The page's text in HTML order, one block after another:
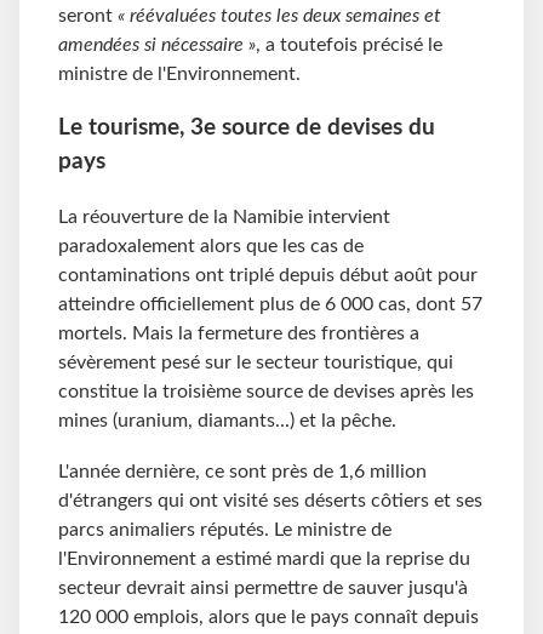
seront « réévaluées toutes les deux semaines et
amendées si nécessaire », a toutefois précisé le
ministre de l'Environnement.
Le tourisme, 3e source de devises du
pays
La réouverture de la Namibie intervient
paradoxalement alors que les cas de
contaminations ont triplé depuis début août pour
atteindre officiellement plus de 6 000 cas, dont 57
mortels. Mais la fermeture des frontières a
sévèrement pesé sur le secteur touristique, qui
constitue la troisième source de devises après les
mines (uranium, diamants...) et la pêche.
L'année dernière, ce sont près de 1,6 million
d'étrangers qui ont visité ses déserts côtiers et ses
parcs animaliers réputés. Le ministre de
l'Environnement a estimé mardi que la reprise du
secteur devrait ainsi permettre de sauver jusqu'à
120 000 emplois, alors que le pays connaît depuis